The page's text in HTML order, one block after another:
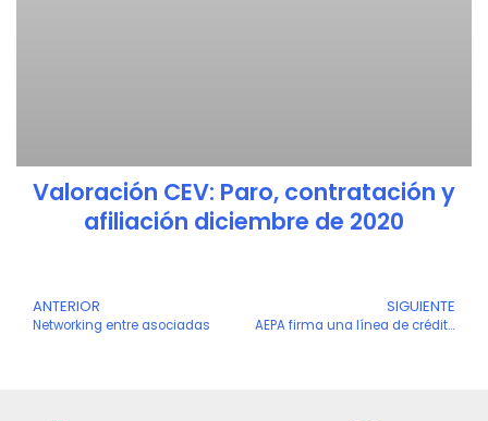
Valoración CEV: Paro, contratación y
afiliación diciembre de 2020
Ant
ANTERIOR
Networking entre asociadas
SIGUIENTE
AEPA firma una línea de crédito con Rotary Club Alicante Puerto